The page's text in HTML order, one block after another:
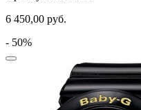
6 450,00 руб.
- 50%